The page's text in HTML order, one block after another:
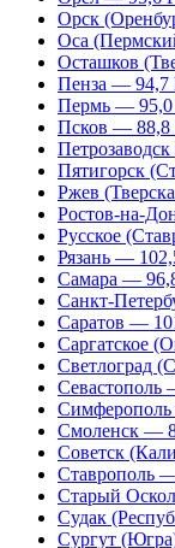
Орск
Оса
Осташков
Пенза — 94,7
Пермь —
Псков — 88,8
Пятигорск
Ржев
Ростов-на-
Русское
Рязань —
Самара —
Санкт-
Саратов —
Саргатское
Светлоград
Севастополь
Смоленск —
Советск
Ставрополь
Старый
Судак
Сургут